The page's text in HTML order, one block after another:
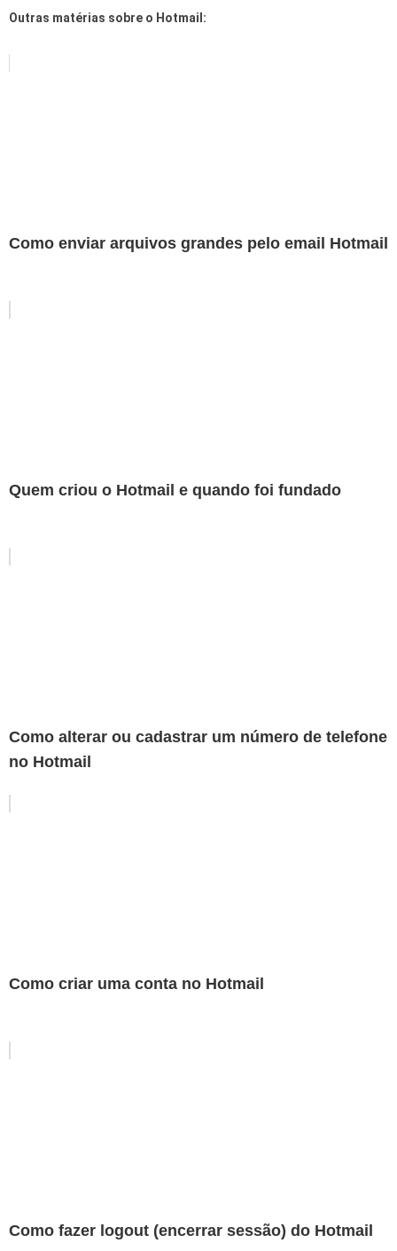
Outras matérias sobre o Hotmail:
Como enviar arquivos grandes pelo email Hotmail
Quem criou o Hotmail e quando foi fundado
Como alterar ou cadastrar um número de telefone
no Hotmail
Como criar uma conta no Hotmail
Como fazer logout (encerrar sessão) do Hotmail